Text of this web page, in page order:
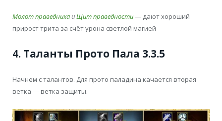
Молот праведникаиЩит праведности— дают хороший
прирост трита за счёт урона светлой магией
4. Таланты Прото Пала 3.3.5
Начнем с талантов. Для прото паладина качается вторая
ветка — ветка защиты.